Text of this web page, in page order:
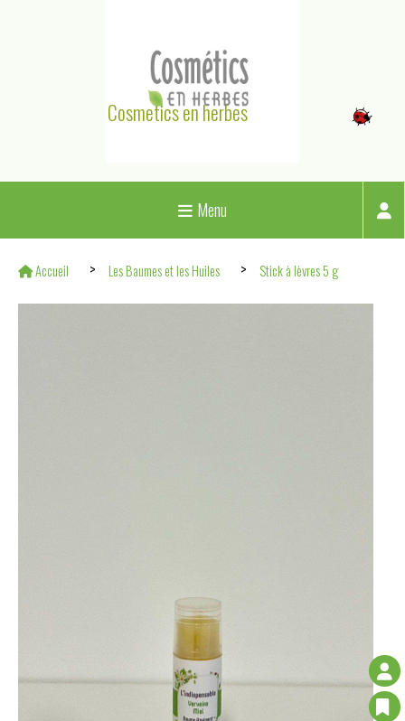
Cosmetics en herbes
Menu
Accueil Les Baumes et les Huiles Stick à lèvres 5 g